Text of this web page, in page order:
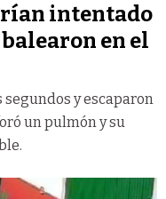
intentado
en el
segundos y escaparon
un pulmón y su